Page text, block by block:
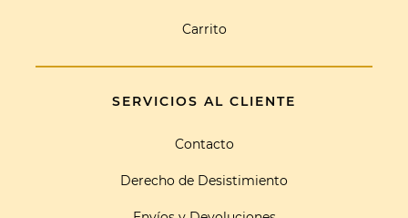
Carrito
SERVICIOS AL CLIENTE
Contacto
Derecho de Desistimiento